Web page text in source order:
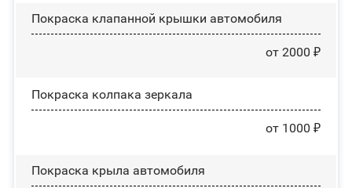
Покраска клапанной крышки автомобиля
от 2000 ₽
Покраска колпака зеркала
от 1000 ₽
Покраска крыла автомобиля